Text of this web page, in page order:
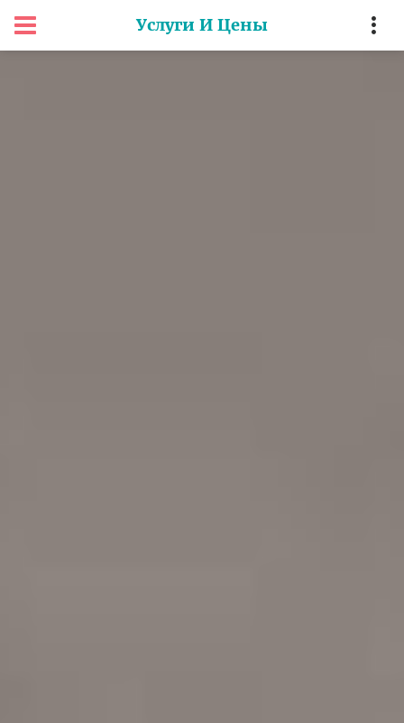
Услуги И Цены